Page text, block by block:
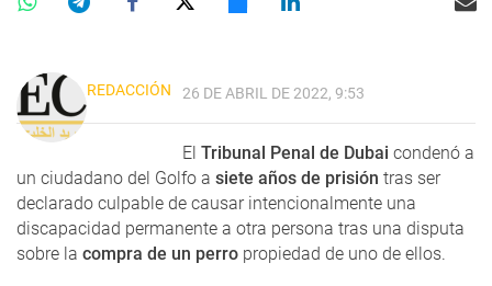
REDACCIÓN 26 DE ABRIL DE 2022, 9:53
El Tribunal Penal de Dubai condenó a
un ciudadano del Golfo a siete años de prisión tras ser
declarado culpable de causar intencionalmente una
discapacidad permanente a otra persona tras una disputa
sobre la compra de un perro propiedad de uno de ellos.